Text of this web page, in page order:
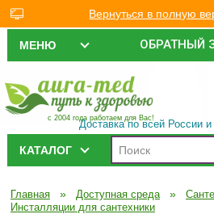
ОБРАТНЫЙ
МЕНЮ
с 2004 года работаем для Вас!
Доставка по всей России
КАТАЛОГ
Главная » Доступная среда »
Инсталляции для сантехники
Вернуться в полную